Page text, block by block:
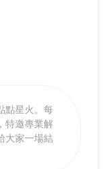
點星火。每
特邀專業解
大家一場結